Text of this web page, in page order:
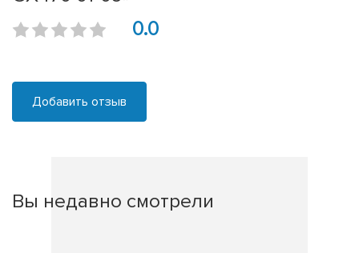
0.0
Добавить отзыв
Вы недавно смотрели